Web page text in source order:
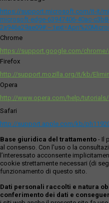
https://support.microsoft.com/it-it/
microsoft-edge-63947406-40ac-
Chrome
https://support.google.com/chrome/
Firefox
http://support.mozilla.org/it/kb/
Opera
http://www.opera.com/help/
Safari
http://support.apple.com/kb/
Base giuridica del trattamento - Il
al consenso. Con l'uso o la
l’interessato acconsente
cookie strettamente necessari (di
funzionamento di questo sito.
Dati personali raccolti e natura
conferimento dei dati e